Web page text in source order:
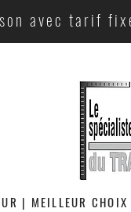
avec tarif
| MEILLEUR